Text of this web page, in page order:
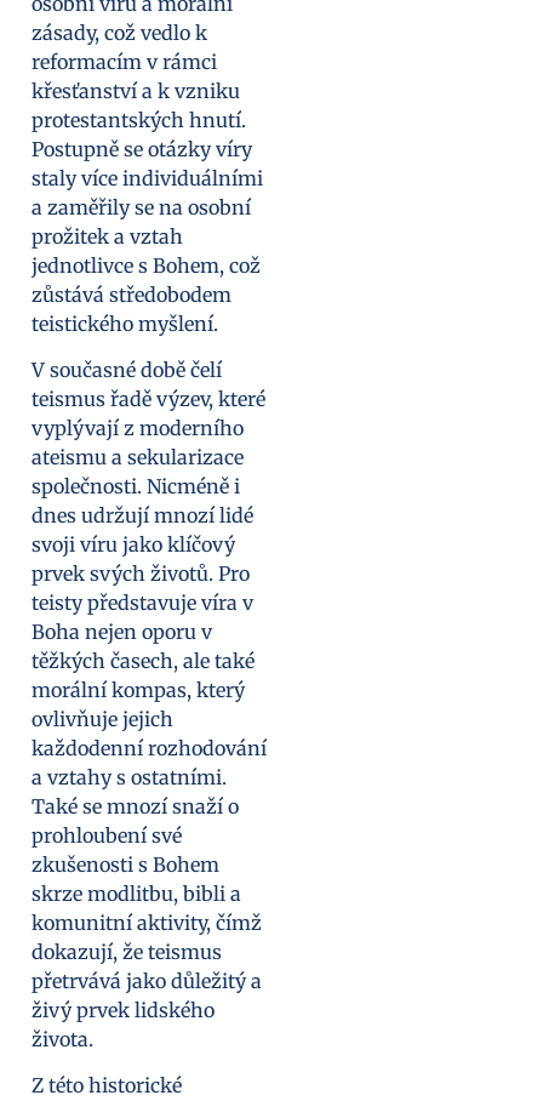
zásady, což vedlo k
reformacím v rámci
křesťanství a k vzniku
protestantských hnutí.
Postupně se otázky víry
staly více individuálními
a zaměřily se na osobní
prožitek a vztah
jednotlivce s Bohem, což
zůstává středobodem
teistického myšlení.
V současné době čelí
teismus řadě výzev, které
vyplývají z moderního
ateismu a sekularizace
společnosti. Nicméně i
dnes udržují mnozí lidé
svoji víru jako klíčový
prvek svých životů. Pro
teisty představuje víra v
Boha nejen oporu v
těžkých časech, ale také
morální kompas, který
ovlivňuje jejich
každodenní rozhodování
a vztahy s ostatními.
Také se mnozí snaží o
prohloubení své
zkušenosti s Bohem
skrze modlitbu, bibli a
komunitní aktivity, čímž
dokazují, že teismus
přetrvává jako důležitý a
živý prvek lidského
života.
Z této historické